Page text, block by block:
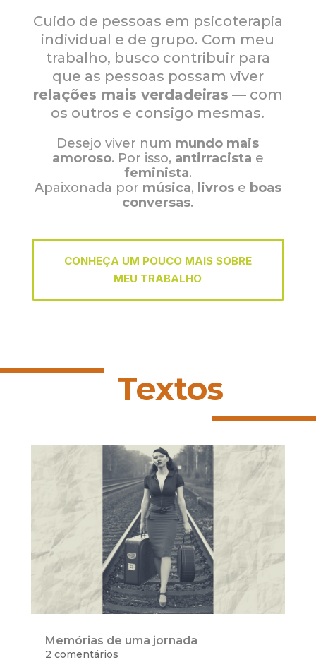
Cuido de pessoas em psicoterapia
individual e de grupo. Com meu
trabalho, busco contribuir para
que as pessoas possam viver
relações mais verdadeiras — com
os outros e consigo mesmas.
Desejo viver num mundo mais
amoroso. Por isso, antirracista e
feminista.
Apaixonada por música, livrose boas
conversas.
CONHEÇA UM POUCO MAIS SOBRE
MEU TRABALHO
Textos
Memórias de uma jornada
2 comentários